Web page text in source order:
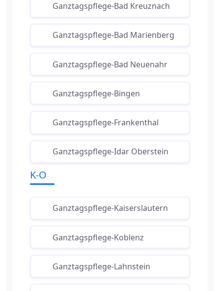
Ganztagspflege-Bad Kreuznach
Ganztagspflege-Bad Marienberg
Ganztagspflege-Bad Neuenahr
Ganztagspflege-Bingen
Ganztagspflege-Frankenthal
Ganztagspflege-Idar Oberstein
K-O
Ganztagspflege-Kaiserslautern
Ganztagspflege-Koblenz
Ganztagspflege-Lahnstein